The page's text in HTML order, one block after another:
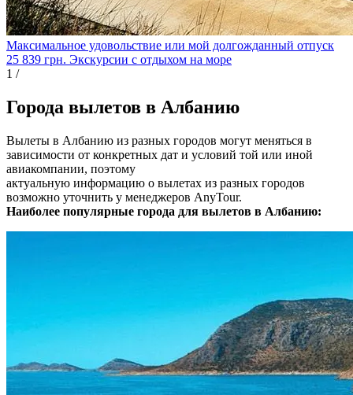
Максимальное удовольствие или мой долгожданный отпуск
25 839 грн. Экскурсии с отдыхом на море
1 /
Города вылетов в Албанию
Вылеты в Албанию из разных городов могут меняться в
зависимости от конкретных дат и условий той или иной
авиакомпании, поэтому
актуальную информацию о вылетах из разных городов
возможно уточнить у менеджеров AnyTour.
Наиболее популярные города для вылетов в Албанию: